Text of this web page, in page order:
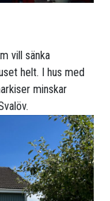
vill sänka
helt. I hus med
minskar